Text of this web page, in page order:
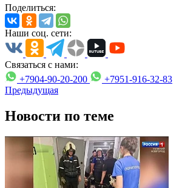
Поделиться:
Наши соц. сети:
Связаться с нами:
+7904-90-20-200
+7951-916-32-83
Предыдущая
Новости по теме